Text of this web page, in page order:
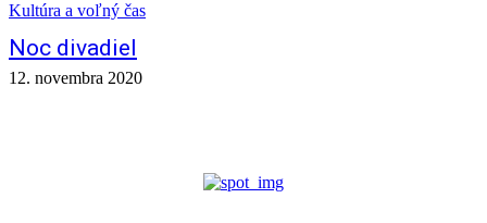
Kultúra a voľný čas
Noc divadiel
12. novembra 2020